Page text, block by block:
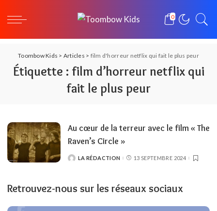
0
Toombow Kids > Articles > film d'horreur netflix qui fait le plus peur
Étiquette : film d’horreur netflix qui
fait le plus peur
Au cœur de la terreur avec le film « The
Raven’s Circle »
POSTED
LA RÉDACTION 13 SEPTEMBRE 2024
Retrouvez-nous sur les réseaux sociaux